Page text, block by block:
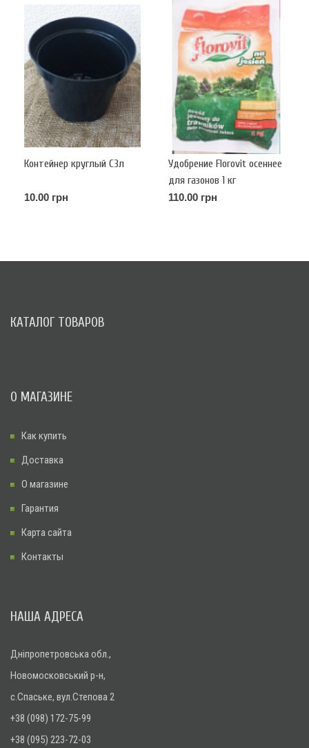
Контейнер круглый С3л
10.00 грн
Удобрение Florovit осеннее
для газонов 1 кг
110.00 грн
КАТАЛОГ ТОВАРОВ
О МАГАЗИНЕ
Как купить
Доставка
О магазине
Гарантия
Карта сайта
Контакты
НАША АДРЕСА
Дніпропетровська обл.,
Новомосковський р-н,
с.Спаське, вул.Степова 2
+38 (098) 172-75-99
+38 (095) 223-72-03